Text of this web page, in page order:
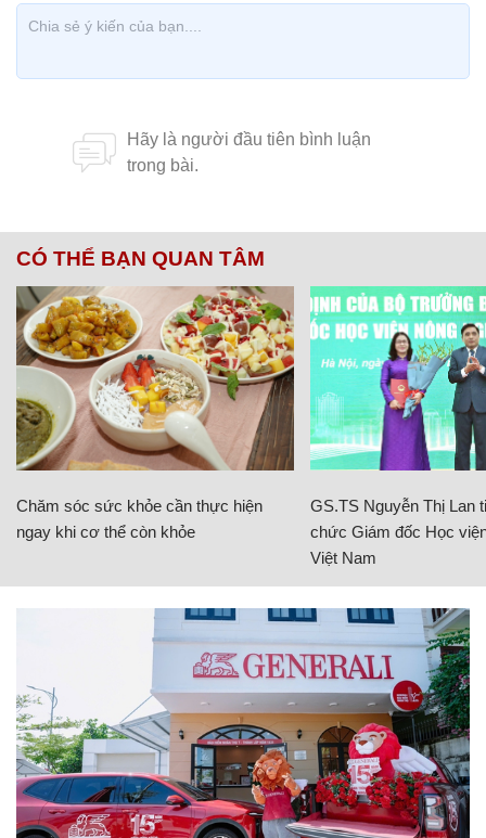
CÓ THỂ BẠN QUAN TÂM
Chăm sóc sức khỏe cần thực hiện
ngay khi cơ thể còn khỏe
GS.TS Nguyễn Thị Lan
chức Giám đốc Học
Việt Nam